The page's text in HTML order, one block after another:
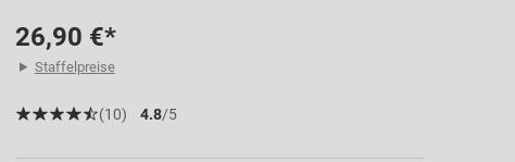
26,90 €*
Staffelpreise
(10) 4.8/5